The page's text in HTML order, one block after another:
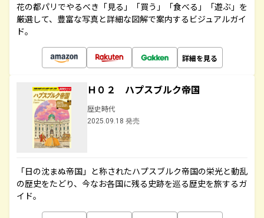
花の都パリでやるべき「見る」「買う」「食べる」「遊ぶ」を
厳選して、豊富な写真と詳細な図解で案内するビジュアルガイ
ド。
詳細を見る
Ｈ０２ ハプスブルク帝国
歴史時代
2025.09.18 発売
「日の沈まぬ帝国」と称されたハプスブルク帝国の栄光と動乱
の歴史をたどり、今なお各国に残る史跡を巡る歴史を旅するガ
イド。